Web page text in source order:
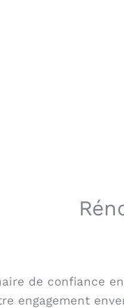
de confiance
engagement